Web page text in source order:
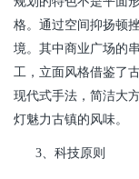
格。通过空间抑扬顿
境。其中商业广场的
工，立面风格借鉴了
现代式手法，简洁大
灯魅力古镇的风味。
3、科技原则